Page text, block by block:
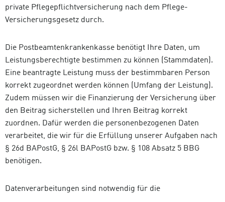
private Pflegepflichtversicherung nach dem Pflege-
Versicherungsgesetz durch.
Die Postbeamtenkrankenkasse benötigt Ihre Daten, um
Leistungsberechtigte bestimmen zu können (Stammdaten).
Eine beantragte Leistung muss der bestimmbaren Person
korrekt zugeordnet werden können (Umfang der Leistung).
Zudem müssen wir die Finanzierung der Versicherung über
den Beitrag sicherstellen und Ihren Beitrag korrekt
zuordnen. Dafür werden die personenbezogenen Daten
verarbeitet, die wir für die Erfüllung unserer Aufgaben nach
§ 26d BAPostG, § 26l BAPostG bzw. § 108 Absatz 5 BBG
benötigen.
Datenverarbeitungen sind notwendig für die